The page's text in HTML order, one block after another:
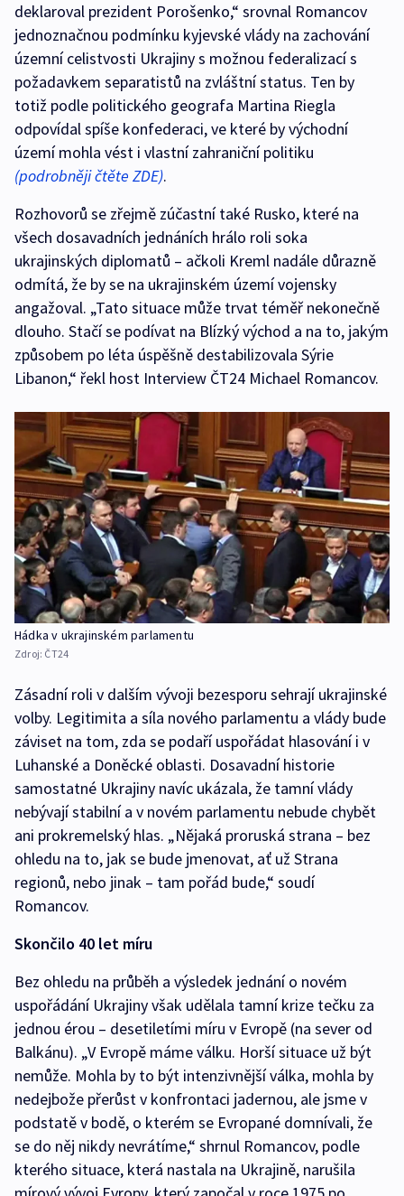
deklaroval prezident Porošenko,“ srovnal Romancov
jednoznačnou podmínku kyjevské vlády na zachování
územní celistvosti Ukrajiny s možnou federalizací s
požadavkem separatistů na zvláštní status. Ten by
totiž podle politického geografa Martina Riegla
odpovídal spíše konfederaci, ve které by východní
území mohla vést i vlastní zahraniční politiku
(podrobněji čtěte ZDE).
Rozhovorů se zřejmě zúčastní také Rusko, které na
všech dosavadních jednáních hrálo roli soka
ukrajinských diplomatů – ačkoli Kreml nadále důrazně
odmítá, že by se na ukrajinském území vojensky
angažoval. „Tato situace může trvat téměř nekonečně
dlouho. Stačí se podívat na Blízký východ a na to, jakým
způsobem po léta úspěšně destabilizovala Sýrie
Libanon,“ řekl host Interview ČT24 Michael Romancov.
Hádka v ukrajinském parlamentu
Zdroj: ČT24
Zásadní roli v dalším vývoji bezesporu sehrají ukrajinské
volby. Legitimita a síla nového parlamentu a vlády bude
záviset na tom, zda se podaří uspořádat hlasování i v
Luhanské a Doněcké oblasti. Dosavadní historie
samostatné Ukrajiny navíc ukázala, že tamní vlády
nebývají stabilní a v novém parlamentu nebude chybět
ani prokremelský hlas. „Nějaká proruská strana – bez
ohledu na to, jak se bude jmenovat, ať už Strana
regionů, nebo jinak – tam pořád bude,“ soudí
Romancov.
Skončilo 40 let míru
Bez ohledu na průběh a výsledek jednání o novém
uspořádání Ukrajiny však udělala tamní krize tečku za
jednou érou – desetiletími míru v Evropě (na sever od
Balkánu). „V Evropě máme válku. Horší situace už být
nemůže. Mohla by to být intenzivnější válka, mohla by
nedejbože přerůst v konfrontaci jadernou, ale jsme v
podstatě v bodě, o kterém se Evropané domnívali, že
se do něj nikdy nevrátíme,“ shrnul Romancov, podle
kterého situace, která nastala na Ukrajině, narušila